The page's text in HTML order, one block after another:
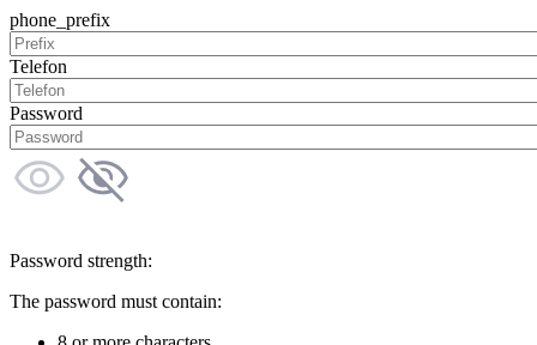
phone_prefix
Telefon
Password
Password strength:
The password must contain: